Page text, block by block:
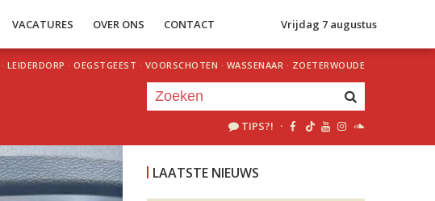
VACATURES OVER ONS CONTACT Vrijdag 7 augustus
· LEIDERDORP · OEGSTGEEST · VOORSCHOTEN · WASSENAAR · ZOETERWOUDE
TIPS?! ·
LAATSTE NIEUWS